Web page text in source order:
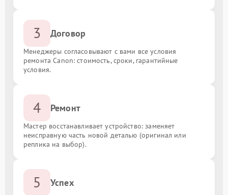
3 Договор
Менеджеры согласовывают с вами все условия
ремонта Canon: стоимость, сроки, гарантийные
условия.
4 Ремонт
Мастер восстанавливает устройство: заменяет
неисправную часть новой деталью (оригинал или
реплика на выбор).
5 Успех